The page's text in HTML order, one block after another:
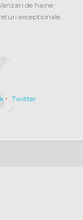
de haine
exceptionale.
Twitter